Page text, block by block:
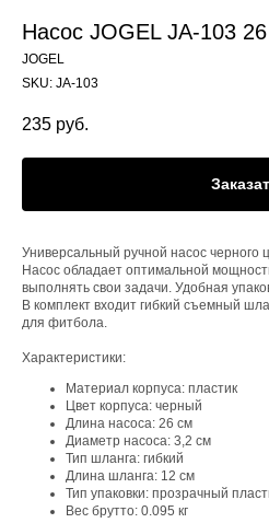
Насос JOGEL JA-103
JOGEL
SKU: JA-103
235 руб.
Универсальный ручной насос черного
Насос обладает оптимальной
выполнять свои задачи. Удобная
В комплект входит гибкий съемный
для фитбола.
Характеристики:
Материал корпуса: пластик
Цвет корпуса: черный
Длина насоса: 26 см
Диаметр насоса: 3,2 см
Тип шланга: гибкий
Длина шланга: 12 см
Тип упаковки: прозрачный
Вес брутто: 0.095 кг